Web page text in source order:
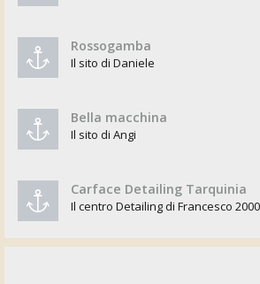
Rossogamba
Il sito di Daniele
Bella macchina
Il sito di Angi
Carface Detailing Tarquinia
Il centro Detailing di Francesco